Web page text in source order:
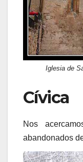
Iglesia de
Cívica
Nos
abandonados